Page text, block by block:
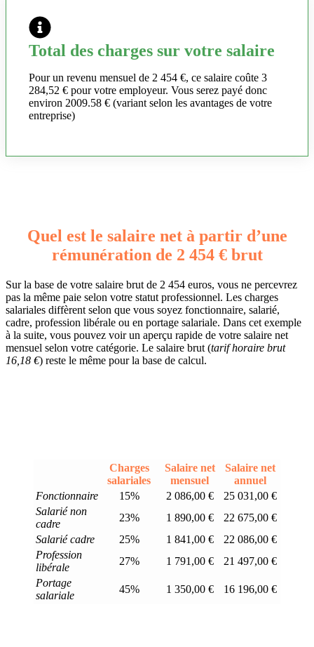
Total des charges sur votre salaire
Pour un revenu mensuel de 2 454 €, ce salaire coûte 3
284,52 € pour votre employeur. Vous serez payé donc
environ 2009.58 € (variant selon les avantages de votre
entreprise)
Quel est le salaire net à partir d’une
rémunération de 2 454 € brut
Sur la base de votre salaire brut de 2 454 euros, vous ne percevrez
pas la même paie selon votre statut professionnel. Les charges
salariales diffèrent selon que vous soyez fonctionnaire, salarié,
cadre, profession libérale ou en portage salariale. Dans cet exemple
à la suite, vous pouvez voir un aperçu rapide de votre salaire net
mensuel selon votre catégorie. Le salaire brut (tarif horaire brut
16,18 €) reste le même pour la base de calcul.
Charges
salariales
Salaire net
mensuel
Salaire net
annuel
Fonctionnaire
15% 2 086,00 €
25 031,00 €
Salarié non
cadre
23% 1 890,00 €
22 675,00 €
Salarié cadre
25% 1 841,00 €
22 086,00 €
Profession
libérale
27% 1 791,00 €
21 497,00 €
Portage
salariale
45% 1 350,00 € 16 196,00 €